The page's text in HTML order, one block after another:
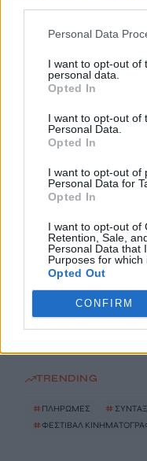
Personal Data
I want to opt-out of
personal data.
Opted In
I want to opt-out of
Personal Data.
Opted In
I want to opt-out of
Personal Data for
Opted In
I want to opt-out of
Retention, Sale,
Personal Data that
Purposes for which
Opted Out
CONFIRM
ΗΠΑ: Δασκάλα χορού
7 Αυγούστου, 2026
Το Ελληνικό Μεσογειακό
τα Πρακτικά του Διεπιστημονικού Συνεδρίου «Ρένα
7 Αυγούστου, 2026
οδηγεί την Κρήτη στο
7 Αυγούστου, 2026
Ρέθυμνο: Φωτιά σε
7 Αυγούστου, 2026
TRENDING
# ΠΛΗΡΩΜΕΣ #
#ΦΕΣΤΙΒΑΛ